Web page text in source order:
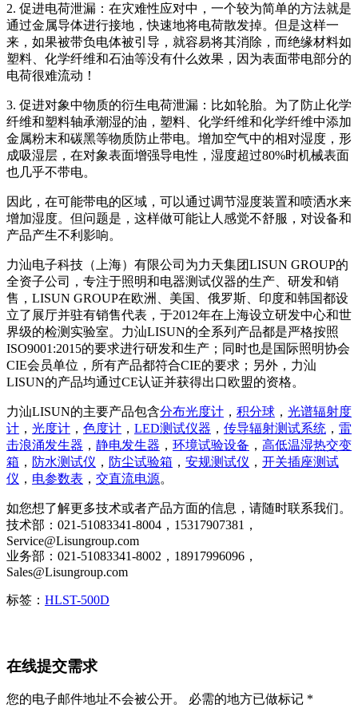
2. 促进电荷泄漏：在灾难性应对中，一个较为简单的方法就是
通过金属导体进行接地，快速地将电荷散发掉。但是这样一
来，如果被带负电体被引导，就容易将其消除，而绝缘材料如
塑料、化学纤维和石油等没有什么效果，因为表面带电部分的
电荷很难流动！
3. 促进对象中物质的衍生电荷泄漏：比如轮胎。为了防止化学
纤维和塑料轴承潮湿的油，塑料、化学纤维和化学纤维中添加
金属粉末和碳黑等物质防止带电。增加空气中的相对湿度，形
成吸湿层，在对象表面增强导电性，湿度超过80%时机械表面
也几乎不带电。
因此，在可能带电的区域，可以通过调节湿度装置和喷洒水来
增加湿度。但问题是，这样做可能让人感觉不舒服，对设备和
产品产生不利影响。
力汕电子科技（上海）有限公司为力天集团LISUN GROUP的
全资子公司，专注于照明和电器测试仪器的生产、研发和销
售，LISUN GROUP在欧洲、美国、俄罗斯、印度和韩国都设
立了展厅并驻有销售代表，于2012年在上海设立研发中心和世
界级的检测实验室。力汕LISUN的全系列产品都是严格按照
ISO9001:2015的要求进行研发和生产；同时也是国际照明协会
CIE会员单位，所有产品都符合CIE的要求；另外，力汕
LISUN的产品均通过CE认证并获得出口欧盟的资格。
力汕LISUN的主要产品包含分布光度计 ， 积分球 ， 光谱辐射度
计 ， 光度计 ， 色度计 ， LED测试仪器 ， 传导辐射测试系统 ， 雷
击浪涌发生器 ， 静电发生器 ， 环境试验设备 ， 高低温湿热交变
箱 ， 防水测试仪 ， 防尘试验箱 ， 安规测试仪 ， 开关插座测试
仪 ， 电参数表 ， 交直流电源。
如您想了解更多技术或者产品方面的信息，请随时联系我们。
技术部：021-51083341-8004，15317907381，
Service@Lisungroup.com
业务部：021-51083341-8002，18917996096，
Sales@Lisungroup.com
标签： HLST-500D
在线提交需求
您的电子邮件地址不会被公开。 必需的地方已做标记 *